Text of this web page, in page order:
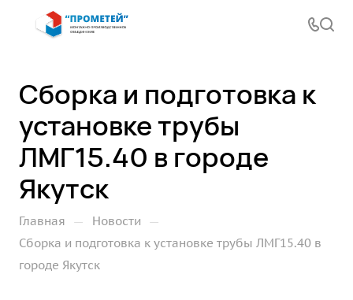
Сборка и подготовка к
установке трубы
ЛМГ15.40 в городе
Якутск
Главная — Новости —
Сборка и подготовка к установке трубы ЛМГ15.40 в
городе Якутск